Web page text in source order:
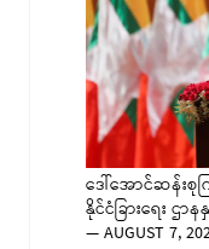
ဒေါ်အောင်ဆန်းစု
နိုင်ငံခြားရေး ဌ
—AUGUST 7,